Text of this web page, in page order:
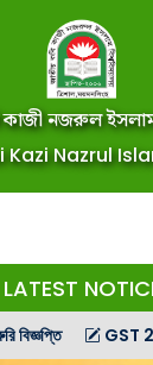
নজরুল ইসলাম
Nazrul
LATEST
GST 2025-2026